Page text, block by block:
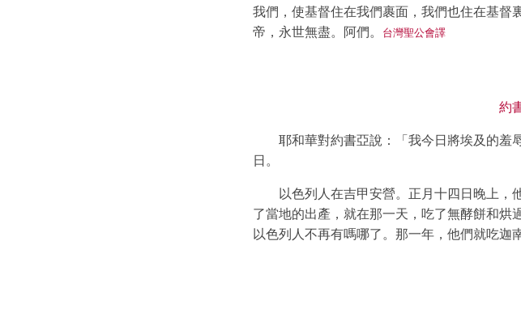
我們，使基督住在我們裹面，我們也住在基督
帝，永世無盡。阿們。
台灣聖公會譯
約
耶和華對約書亞說：「我今日將埃及的羞
日。
以色列人在吉甲安營。正月十四日晚上
了當地的出產，就在那一天，吃了無酵餅和烘
以色列人不再有嗎哪了。那一年，他們就吃迦